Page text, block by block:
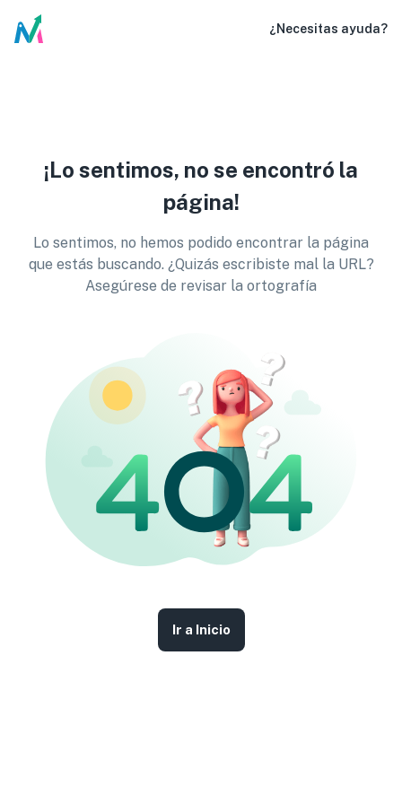
¿Necesitas ayuda?
¡Lo sentimos, no se encontró la
página!
Lo sentimos, no hemos podido encontrar la página
que estás buscando. ¿Quizás escribiste mal la URL?
Asegúrese de revisar la ortografía
Ir a Inicio